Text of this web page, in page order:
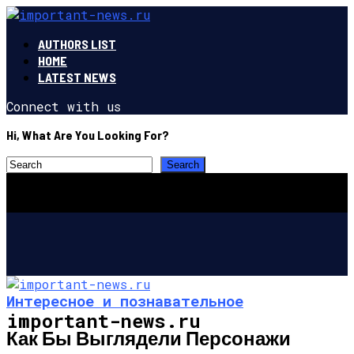
AUTHORS LIST
HOME
LATEST NEWS
Connect with us
Hi, What Are You Looking For?
important-news.ru
Интересное и познавательное
Как Бы Выглядели Персонажи